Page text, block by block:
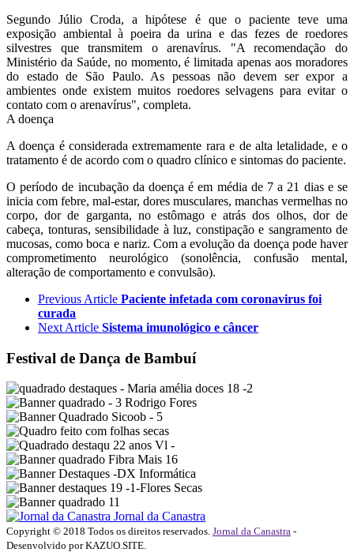
Segundo Júlio Croda, a hipótese é que o paciente teve uma
exposição ambiental à poeira da urina e das fezes de roedores
silvestres que transmitem o arenavírus. "A recomendação do
Ministério da Saúde, no momento, é limitada apenas aos moradores
do estado de São Paulo. As pessoas não devem ser expor a
ambientes onde existem muitos roedores selvagens para evitar o
contato com o arenavírus", completa.
A doença
A doença é considerada extremamente rara e de alta letalidade, e o
tratamento é de acordo com o quadro clínico e sintomas do paciente.
O período de incubação da doença é em média de 7 a 21 dias e se
inicia com febre, mal-estar, dores musculares, manchas vermelhas no
corpo, dor de garganta, no estômago e atrás dos olhos, dor de
cabeça, tonturas, sensibilidade à luz, constipação e sangramento de
mucosas, como boca e nariz. Com a evolução da doença pode haver
comprometimento neurológico (sonolência, confusão mental,
alteração de comportamento e convulsão).
Previous Article Paciente infetada com coronavirus foi
curada
Next Article Sistema imunológico e câncer
Festival de Dança de Bambuí
Jornal da Canastra
Copyright © 2018 Todos os direitos reservados. Jornal da Canastra -
Desenvolvido por KAZUO.SITE.